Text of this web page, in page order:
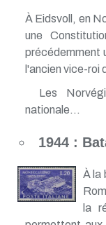
À Eidsvoll, en
une
précédemment
l'ancien vice-roi
Les
nationale...
1944 :
À la
la